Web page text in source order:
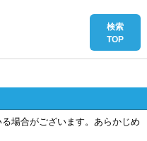
場合がございます。あらかじめ